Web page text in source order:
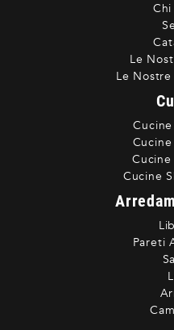
Chi
Le
Le Nostre
Cucine
Cucine
Pareti